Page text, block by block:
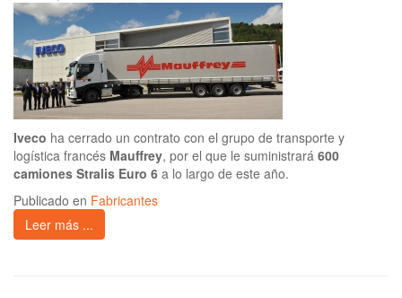
Iveco ha cerrado un contrato con el grupo de transporte y
logística francés Mauffrey, por el que le suministrará 600
camiones Stralis Euro 6 a lo largo de este año.
Publicado en Fabricantes
Leer más ...